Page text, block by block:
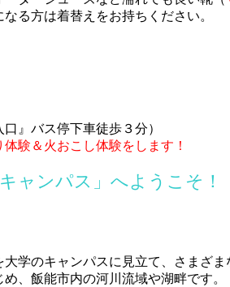
る方は着替えをお持ちください。
』バス停下車徒歩３分）
験＆火おこし体験をします！
ャンパス」へようこそ！
学のキャンパスに見立て、さまざ
、飯能市内の河川流域や湖畔です。